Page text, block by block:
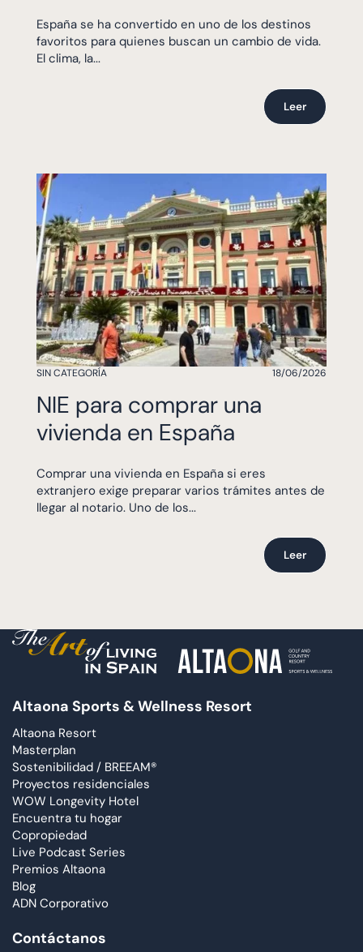
España se ha convertido en uno de los destinos
favoritos para quienes buscan un cambio de vida.
El clima, la...
Leer
SIN CATEGORÍA 18/06/2026
NIE para comprar una
vivienda en España
Comprar una vivienda en España si eres
extranjero exige preparar varios trámites antes de
llegar al notario. Uno de los...
Leer
Altaona Sports & Wellness Resort
Altaona Resort
Masterplan
Sostenibilidad / BREEAM®
Proyectos residenciales
WOW Longevity Hotel
Encuentra tu hogar
Copropiedad
Live Podcast Series
Premios Altaona
Blog
ADN Corporativo
Contáctanos